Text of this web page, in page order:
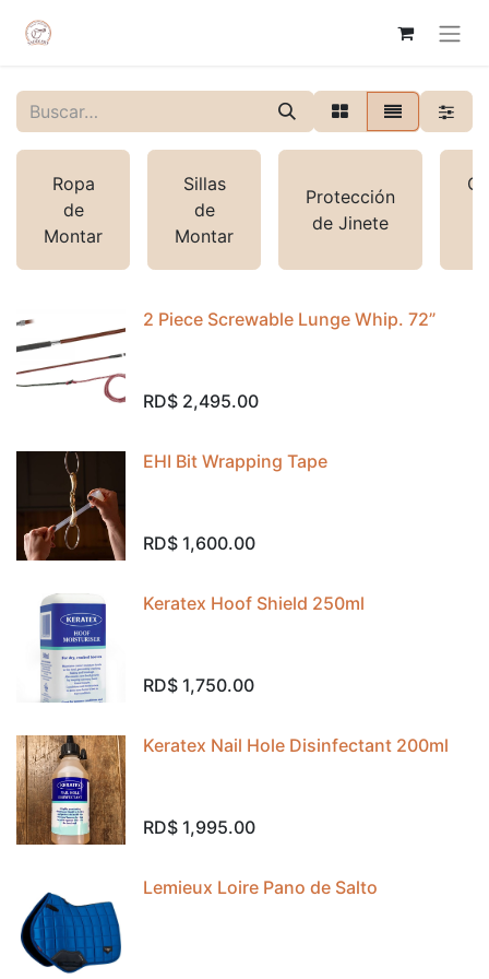
Ropa
de
Montar
Sillas
de
Montar
Protección
de Jinete
2 Piece Screwable Lunge Whip. 72”
RD$ 2,495.00
EHI Bit Wrapping Tape
RD$ 1,600.00
Keratex Hoof Shield 250ml
RD$ 1,750.00
Keratex Nail Hole Disinfectant 200ml
RD$ 1,995.00
Lemieux Loire Pano de Salto